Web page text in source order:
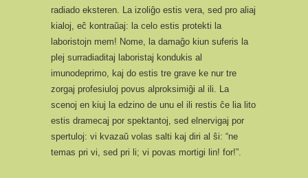
radiado eksteren. La izoliĝo estis vera, sed pro aliaj
kialoj, eĉ kontraŭaj: la celo estis protekti la
laboristojn mem! Nome, la damaĝo kiun suferis la
plej surradiaditaj laboristaj kondukis al
imunodeprimo, kaj do estis tre grave ke nur tre
zorgaj profesiuloj povus alproksimiĝi al ili. La
scenoj en kiuj la edzino de unu el ili restis ĉe lia lito
estis dramecaj por spektantoj, sed elnervigaj por
spertuloj: vi kvazaŭ volas salti kaj diri al ŝi: “ne
temas pri vi, sed pri li; vi povas mortigi lin! for!”.